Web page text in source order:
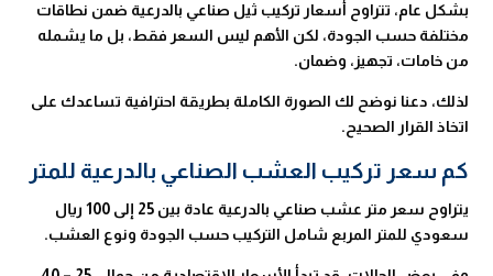
بشكل عام، تتراوح أسعار تركيب ثيل صناعي بالدرعية ضمن نطاقات
مختلفة حسب الجودة، لكن الأهم ليس السعر فقط، بل ما يشمله
من خامات، تجهيز، وضمان.
لذلك، دعنا نوضح لك الصورة الكاملة بطريقة احترافية تساعدك على
اتخاذ القرار الصحيح.
كم سعر تركيب العشب الصناعي بالدرعية للمتر
يتراوح سعر متر عشب صناعي بالدرعية عادة بين 25 إلى 100 ريال
سعودي للمتر المربع شامل التركيب حسب الجودة ونوع العشب.